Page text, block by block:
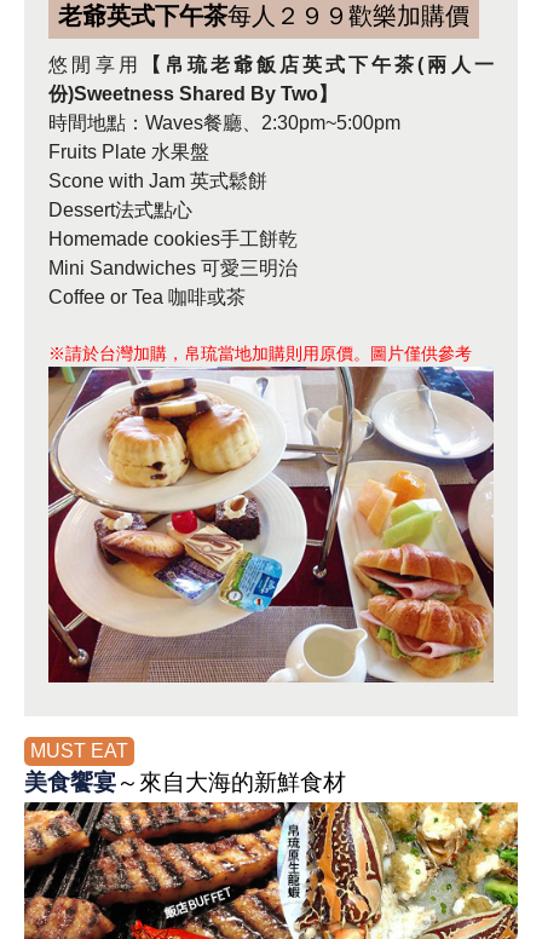
老爺英式下午茶每人２９９歡樂加購價
悠閒享用
【帛琉老爺飯店英式下午茶(兩人一
份)Sweetness Shared By Two】
時間地點：Waves餐廳、2:30pm~5:00pm
Fruits Plate 水果盤
Scone with Jam 英式鬆餅
Dessert法式點心
Homemade cookies手工餅乾
Mini Sandwiches 可愛三明治
Coffee or Tea 咖啡或茶
※請於台灣加購，帛琉當地加購則用原價。圖片僅供參考
MUST EAT
美食饗宴～來自大海的新鮮食材